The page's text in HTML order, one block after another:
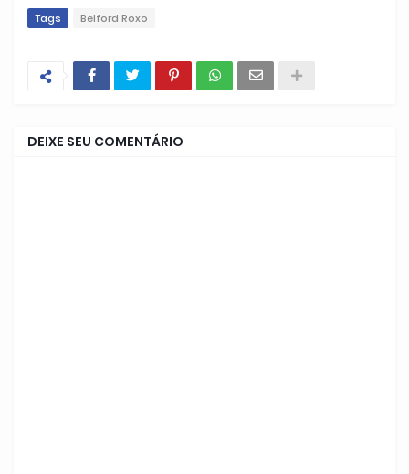
Tags Belford Roxo
DEIXE SEU COMENTÁRIO